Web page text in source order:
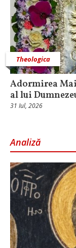
Theologica
Adormirea
al lui
31 Iul, 2026
Analiză